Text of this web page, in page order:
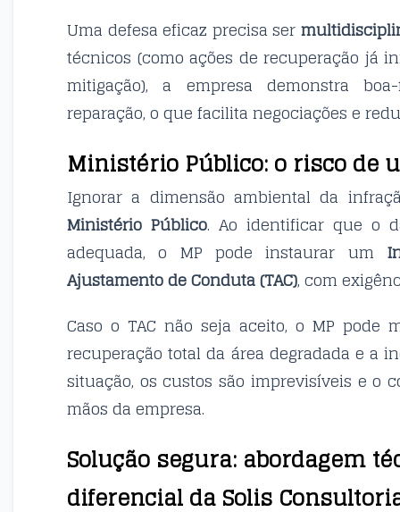
Uma defesa eficaz precisa ser
técnicos (como ações de recuperação já
mitigação), a empresa demonstra
reparação, o que facilita negociações e
Ministério Público: o risco de
Ignorar a dimensão ambiental da
Ministério Público. Ao identificar que o
adequada, o MP pode instaurar um
Ajustamento de Conduta (TAC), com
Caso o TAC não seja aceito, o MP pode
recuperação total da área degradada e a
situação, os custos são imprevisíveis e o
mãos da empresa.
Solução segura: abordagem
diferencial da Solis